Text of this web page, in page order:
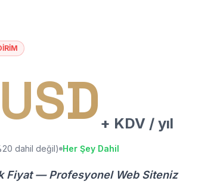
+ KDV / yıl
dahil değil) Her Şey Dahil
Fiyat — Profesyonel Web Siteniz